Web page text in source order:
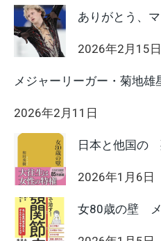
ありがとう、
2026年2月15日
メジャーリーガー・菊地雄
2026年2月11日
日本と他国の
2026年1月6日
女80歳の壁 メ